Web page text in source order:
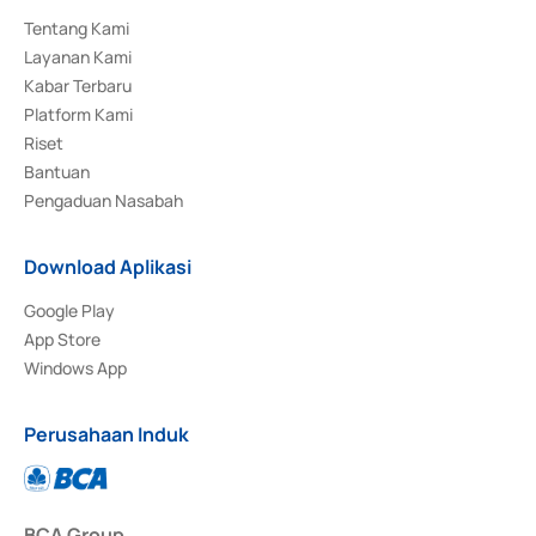
Tentang Kami
Layanan Kami
Kabar Terbaru
Platform Kami
Riset
Bantuan
Pengaduan Nasabah
Download Aplikasi
Google Play
App Store
Windows App
Perusahaan Induk